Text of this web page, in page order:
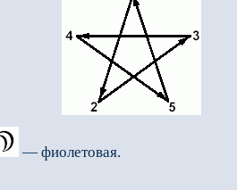
— фиолетовая.